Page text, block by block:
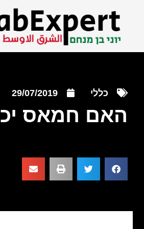
כללי 29/07/2019
האם חמאס